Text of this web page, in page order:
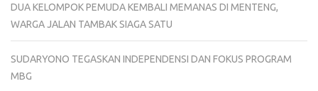
DUA KELOMPOK PEMUDA KEMBALI MEMANAS DI MENTENG,
WARGA JALAN TAMBAK SIAGA SATU
SUDARYONO TEGASKAN INDEPENDENSI DAN FOKUS PROGRAM
MBG